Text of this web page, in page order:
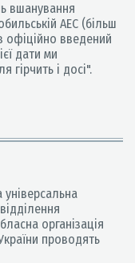
вшанування
АЕС (більш
офіційно введений
дати ми
гірчить і досі".
універсальна
організація
проводять